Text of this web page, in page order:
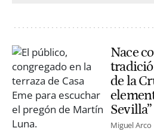
Nace
de la
Sevilla”
Miguel Arco